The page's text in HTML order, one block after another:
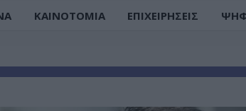
ΚΑΙΝΟΤΟΜΙΑ ΕΠΙΧΕΙΡΗΣΕΙΣ